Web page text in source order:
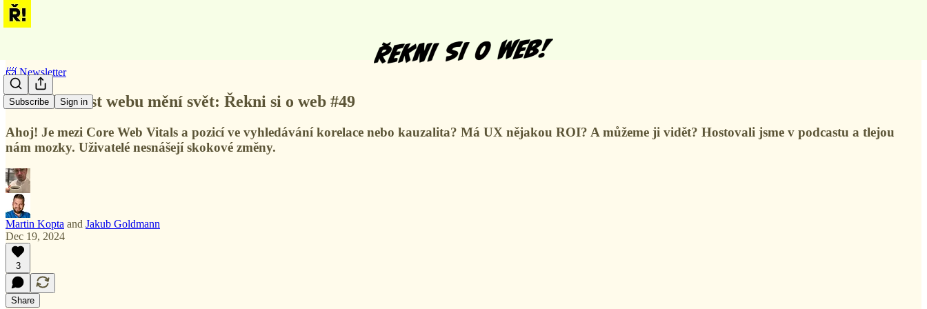
Subscribe Sign in
📨 Newsletter
Jednoduchost webu mění svět: Řekni si o web #49
Ahoj! Je mezi Core Web Vitals a pozicí ve vyhledávání korelace nebo kauzalita? Má UX nějakou ROI? A můžeme ji vidět? Hostovali jsme v podcastu a tlejou
nám mozky. Uživatelé nesnášejí skokové změny.
Martin Kopta and Jakub Goldmann
Dec 19, 2024
3
Share